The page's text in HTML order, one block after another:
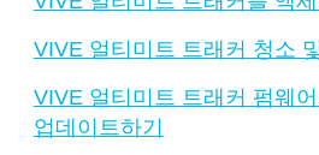
VIVE 얼티미트 트래커 청소
VIVE 얼티미트 트래커 펌웨
업데이트하기